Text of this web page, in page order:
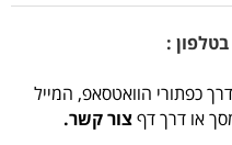
:
כפתורי הוואטסאפ, המייל
או דרך דףצור קשר.